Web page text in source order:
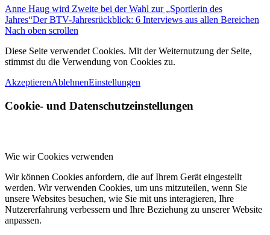
Anne Haug wird Zweite bei der Wahl zur „Sportlerin des
Jahres“Der BTV-Jahresrückblick: 6 Interviews aus allen Bereichen
Nach oben scrollen
Diese Seite verwendet Cookies. Mit der Weiternutzung der Seite,
stimmst du die Verwendung von Cookies zu.
AkzeptierenAblehnenEinstellungen
Cookie- und Datenschutzeinstellungen
Wie wir Cookies verwenden
Wir können Cookies anfordern, die auf Ihrem Gerät eingestellt
werden. Wir verwenden Cookies, um uns mitzuteilen, wenn Sie
unsere Websites besuchen, wie Sie mit uns interagieren, Ihre
Nutzererfahrung verbessern und Ihre Beziehung zu unserer Website
anpassen.